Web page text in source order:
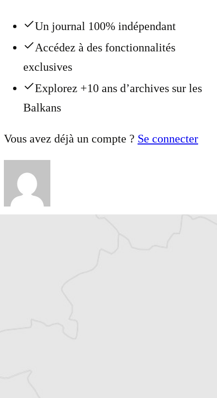
Un journal 100% indépendant
Accédez à des fonctionnalités
exclusives
Explorez +10 ans d’archives sur les
Balkans
Vous avez déjà un compte ? Se connecter